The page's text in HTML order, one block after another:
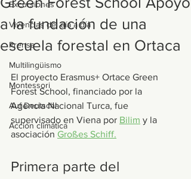
Excursiones
Vivencias del día a día
Prensa
Multilingüismo
Montessori
Auf Deutsch!
Acción climática
a la fundación de una
escuela forestal en Ortaca
El proyecto Erasmus+ Ortace Green
Forest School, financiado por la
Agencia Nacional Turca, fue
supervisado en Viena por Bilim y la
asociación Großes Schiff.
Primera parte del